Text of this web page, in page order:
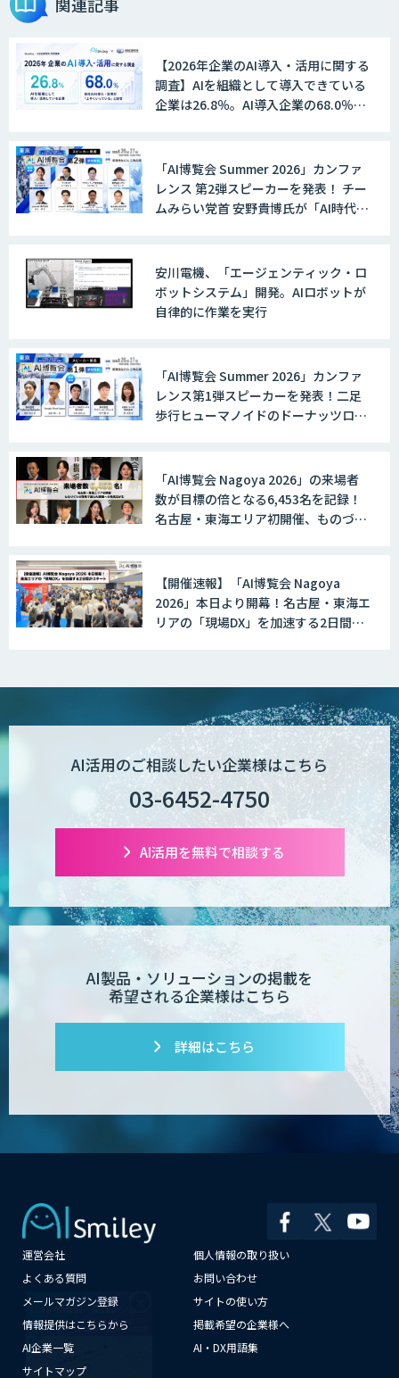
【2026年企業のAI導入・活用に関する
調査】AIを組織として導入できている
企業は26.8％。AI導入企業の68.0％
「AI博覧会 Summer 2026」カンファ
レンス 第2弾スピーカーを発表！ チー
ムみらい党首 安野貴博氏が「AI時代の
事例も公開
安川電機、「エージェンティック・ロ
ボットシステム」開発。AIロボットが
自律的に作業を実行
「AI博覧会 Summer 2026」カンファ
レンス第1弾スピーカーを発表！二足
歩行ヒューマノイドのドーナッツロボ
「AI博覧会 Nagoya 2026」の来場者
数が目標の倍となる6,453名を記録！
名古屋・東海エリア初開催、ものづく
【開催速報】「AI博覧会 Nagoya
2026」本日より開幕！名古屋・東海エ
リアの「現場DX」を加速する2日間が
AI活用のご相談したい企業様はこちら
03-6452-4750
AI活用を無料で相談する
AI製品・ソリューションの掲載を
希望される企業様はこちら
詳細はこちら
運営会社
個人情報の取り扱い
よくある質問
お問い合わせ
メールマガジン登録
サイトの使い方
情報提供はこちらから
掲載希望の企業様へ
AI企業一覧
AI・DX用語集
サイトマップ